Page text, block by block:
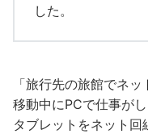
した。
「旅行先の旅館でネ
移動中にPCで仕事が
タブレットをネット